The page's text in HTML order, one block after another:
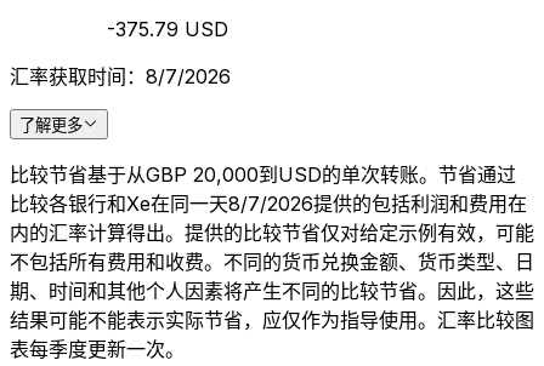
-375.79 USD
汇率获取时间：8/7/2026
了解更多
比较节省基于从GBP 20,000到USD的单次转账。节省通过
比较各银行和Xe在同一天8/7/2026提供的包括利润和费用在
内的汇率计算得出。提供的比较节省仅对给定示例有效，可能
不包括所有费用和收费。不同的货币兑换金额、货币类型、日
期、时间和其他个人因素将产生不同的比较节省。因此，这些
结果可能不能表示实际节省，应仅作为指导使用。汇率比较图
表每季度更新一次。